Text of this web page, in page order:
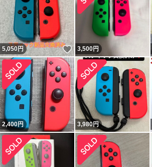
5,050円 いいね！
3,500円
2,400円 3,980円